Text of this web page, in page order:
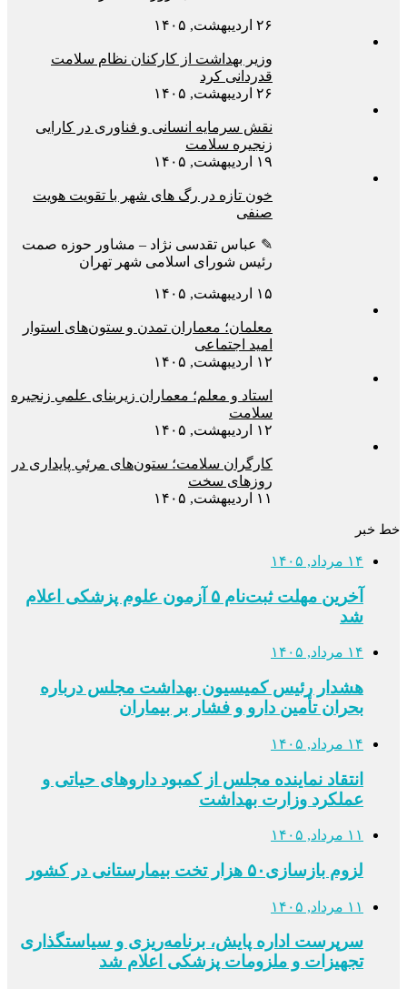
۲۶ اردیبهشت, ۱۴۰۵
وزیر بهداشت از کارکنان نظام سلامت
قدردانی کرد
۲۶ اردیبهشت, ۱۴۰۵
نقش سرمایه انسانی و فناوری در کارایی
زنجیره سلامت
۱۹ اردیبهشت, ۱۴۰۵
خون تازه در رگ های شهر با تقویت هویت
صنفی
✎ عباس تقدسی نژاد – مشاور حوزه صمت
رئیس شورای اسلامی شهر تهران
۱۵ اردیبهشت, ۱۴۰۵
معلمان؛ معماران تمدن و ستون‌های استوار
امید اجتماعی
۱۲ اردیبهشت, ۱۴۰۵
استاد و معلم؛ معماران زیربنای علمیِ زنجیره
سلامت
۱۲ اردیبهشت, ۱۴۰۵
کارگران سلامت؛ ستون‌های مرئیِ پایداری در
روزهای سخت
۱۱ اردیبهشت, ۱۴۰۵
خط خبر
۱۴ مرداد, ۱۴۰۵
آخرین مهلت ثبت‌نام ۵ آزمون علوم پزشکی اعلام
شد
۱۴ مرداد, ۱۴۰۵
هشدار رئیس کمیسیون بهداشت مجلس درباره
بحران تأمین دارو و فشار بر بیماران
۱۴ مرداد, ۱۴۰۵
انتقاد نماینده مجلس از کمبود داروهای حیاتی و
عملکرد وزارت بهداشت
۱۱ مرداد, ۱۴۰۵
لزوم بازسازی۵۰ هزار تخت بیمارستانی در کشور
۱۱ مرداد, ۱۴۰۵
سرپرست اداره پایش، برنامه‌ریزی و سیاستگذاری
تجهیزات و ملزومات پزشکی اعلام شد